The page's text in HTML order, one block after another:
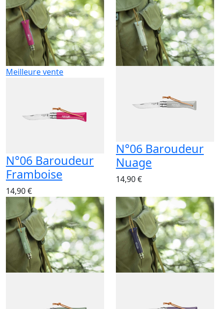
Meilleure vente
N°06 Baroudeur
Framboise
14,90 €
N°06 Baroudeur
Nuage
14,90 €